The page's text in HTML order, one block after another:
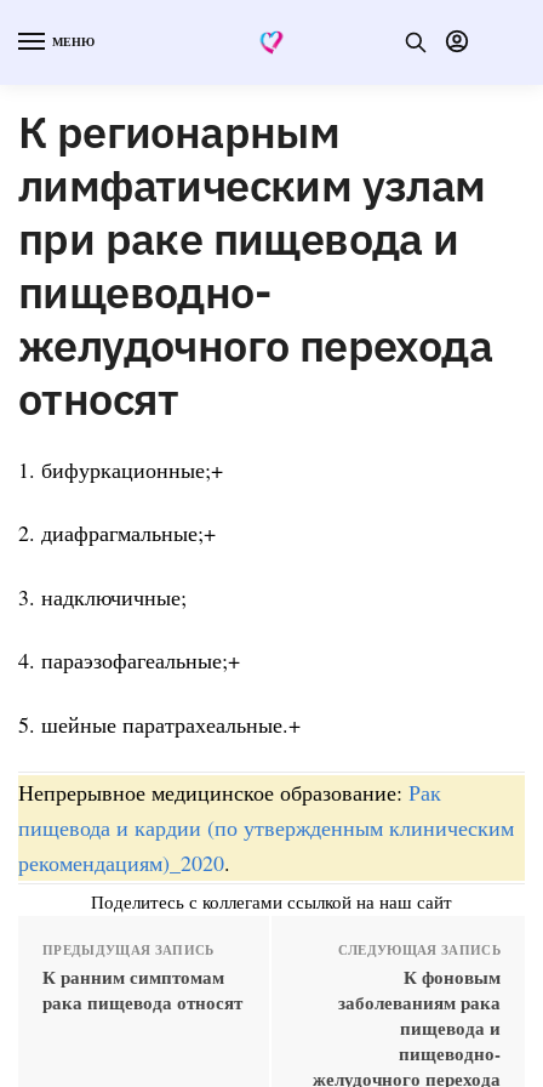
МЕНЮ
К регионарным
лимфатическим узлам
при раке пищевода и
пищеводно-
желудочного перехода
относят
1. бифуркационные;+
2. диафрагмальные;+
3. надключичные;
4. параэзофагеальные;+
5. шейные паратрахеальные.+
Непрерывное медицинское образование: Рак
пищевода и кардии (по утвержденным клиническим
рекомендациям)_2020.
Поделитесь с коллегами ссылкой на наш сайт
ПРЕДЫДУЩАЯ ЗАПИСЬ
К ранним симптомам
рака пищевода относят
СЛЕДУЮЩАЯ ЗАПИСЬ
К фоновым
заболеваниям рака
пищевода и
пищеводно-
желудочного перехода